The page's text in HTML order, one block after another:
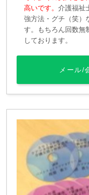
高いです。介護福祉
強方法・グチ（笑）
す。もちろん回数無
しております。
メール/